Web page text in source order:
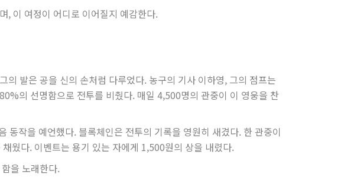
, 이 여정이 어디로 이어질지 예감한다.
의 발은 공을 신의 손처럼 다루었다. 농구의 기사 이하영, 그의 점프는
의 선명함으로 전투를 비췄다. 매일 4,500명의 관중이 이 영웅을 찬
동작을 예언했다. 블록체인은 전투의 기록을 영원히 새겼다. 한 관중이
웠다. 이벤트는 용기 있는 자에게 1,500원의 상을 내렸다.
을 노래한다.